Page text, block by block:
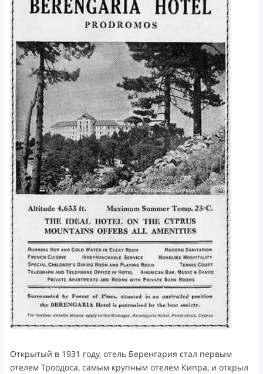
Открытый в 1931 году, отель Беренгария стал первым
отелем Троодоса, самым крупным отелем Кипра, и открыл